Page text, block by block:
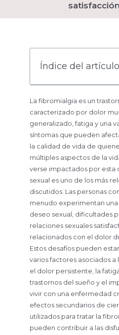
Índice del artículo
La fibromialgia es un
caracterizado por dolor
generalizado, fatiga y una
síntomas que pueden
la calidad de vida de
múltiples aspectos de la
verse impactados por esta
sexual es uno de los más
discutidos. Las personas
menudo experimentan una
deseo sexual, dificultades
relaciones sexuales
relacionados con el dolor
Estos desafíos pueden
varios factores asociados
el dolor persistente, la
trastornos del sueño y el
vivir con una enfermedad
efectos secundarios de
utilizados para tratar la
pueden contribuir a las